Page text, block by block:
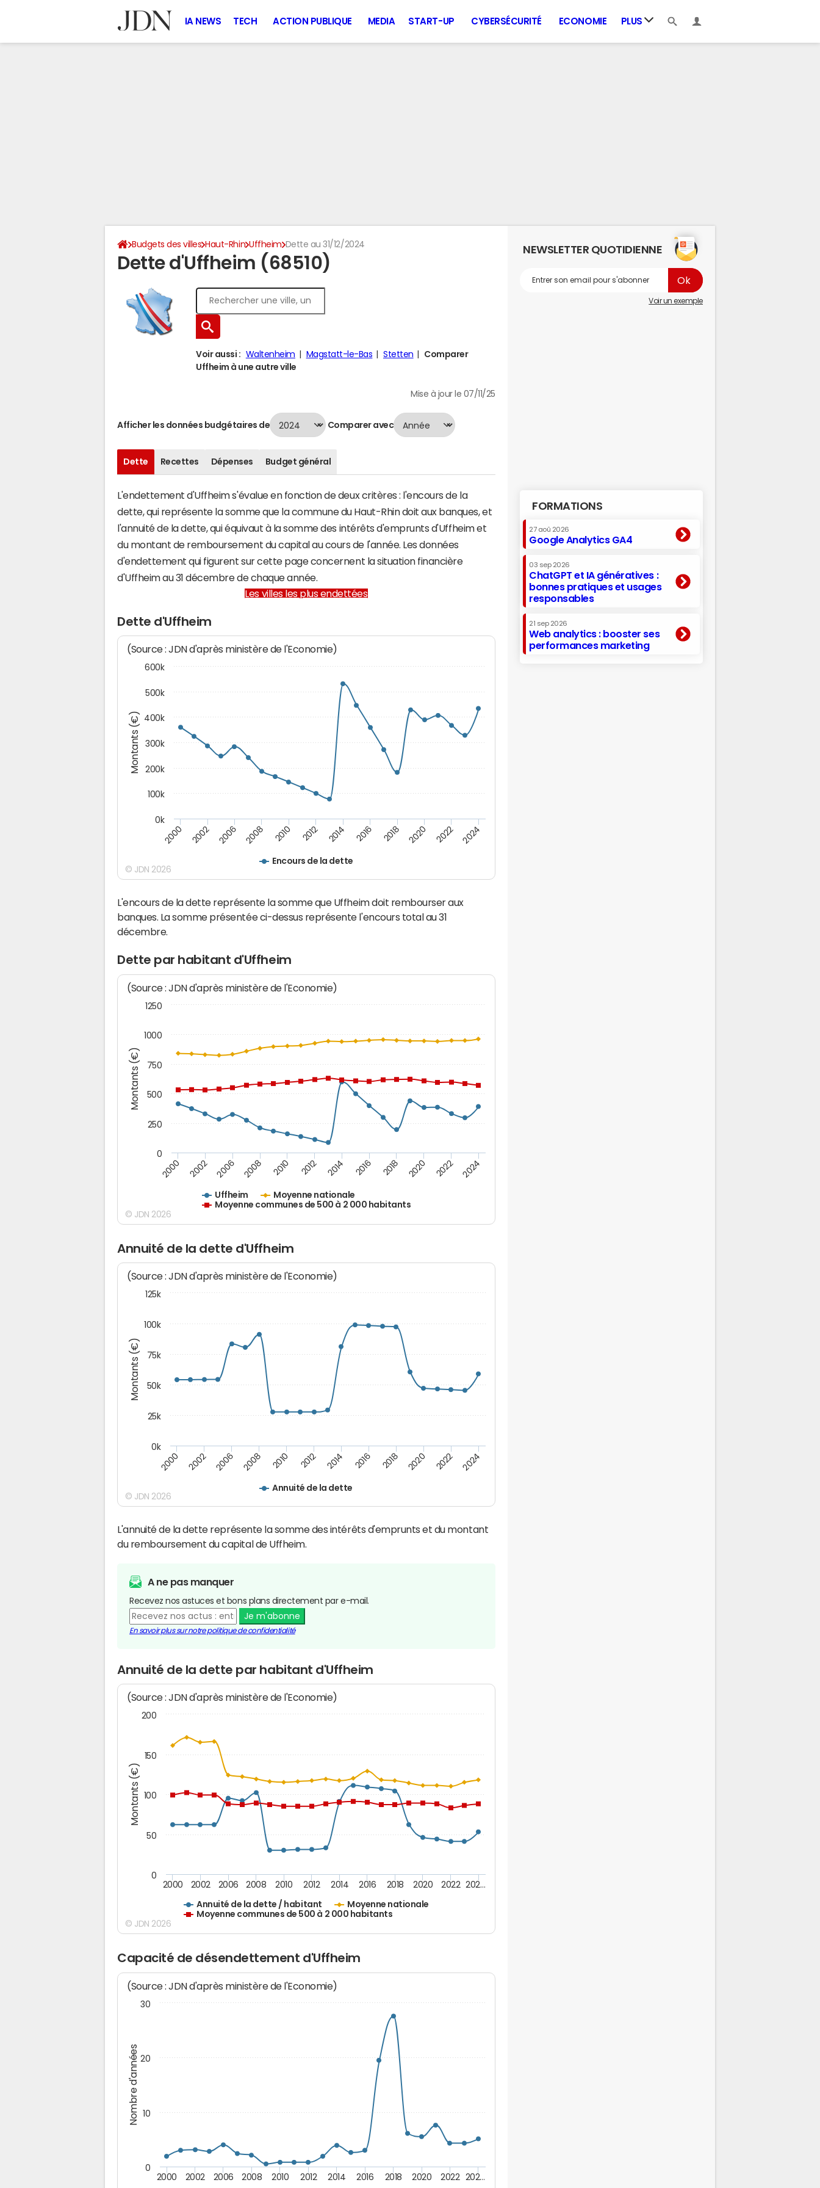
IA NEWS TECH ACTION PUBLIQUE MEDIA START-UP CYBERSÉCURITÉ ECONOMIE PLUS
Budgets des villes Haut-Rhin Uffheim Dette au 31/12/2024
Dette d'Uffheim (68510)
Voir aussi : Waltenheim Magstatt-le-Bas Stetten
Comparer
Uffheim à une autre ville
Mise à jour le 07/11/25
Afficher les données budgétaires de Comparer avec
Dette Recettes Dépenses Budget général
L'endettement d'Uffheim s'évalue en fonction de deux critères : l'encours de la
dette, qui représente la somme que la commune du Haut-Rhin doit aux banques, et
l'annuité de la dette, qui équivaut à la somme des intérêts d'emprunts d'Uffheim et
du montant de remboursement du capital au cours de l'année. Les données
d'endettement qui figurent sur cette page concernent la situation financière
d'Uffheim au 31 décembre de chaque année.
Les villes les plus endettées
Dette d'Uffheim
Montants (€)
(Source : JDN d'après ministère de l'Economie)
Encours de la dette
2000 2002 2006 2008 2010 2012 2014 2016 2018 2020 2022 2024
0k
100k
200k
300k
400k
500k
600k
© JDN 2026
L'encours de la dette représente la somme que Uffheim doit rembourser aux
banques. La somme présentée ci-dessus représente l'encours total au 31
décembre.
Dette par habitant d'Uffheim
Montants (€)
(Source : JDN d'après ministère de l'Economie)
Uffheim
Moyenne nationale
Moyenne communes de 500 à 2 000 habitants
2000 2002 2006 2008 2010 2012 2014 2016 2018 2020 2022 2024
0
250
500
750
1000
1250
© JDN 2026
Annuité de la dette d'Uffheim
Montants (€)
(Source : JDN d'après ministère de l'Economie)
Annuité de la dette
2000 2002 2006 2008 2010 2012 2014 2016 2018 2020 2022 2024
100k
0k
25k
50k
75k
125k
© JDN 2026
L'annuité de la dette représente la somme des intérêts d'emprunts et du montant
du remboursement du capital de Uffheim.
A ne pas manquer
Recevez nos astuces et bons plans directement par e-mail.
Je m'abonne
En savoir plus sur notre politique de confidentialité
Annuité de la dette par habitant d'Uffheim
Montants (€)
(Source : JDN d'après ministère de l'Economie)
Annuité de la dette / habitant
Moyenne nationale
Moyenne communes de 500 à 2 000 habitants
2000 2002 2006 2008 2010 2012 2014 2016 2018 2020 2022 202…
0
50
100
150
200
© JDN 2026
Capacité de désendettement d'Uffheim
Nombre d'années
(Source : JDN d'après ministère de l'Economie)
2000 2002 2006 2008 2010 2012 2014 2016 2018 2020 2022 202…
0
10
20
30
NEWSLETTER QUOTIDIENNE
Voir un exemple
FORMATIONS
27 aoû 2026
Google Analytics GA4
03 sep 2026
ChatGPT et IA génératives :
bonnes pratiques et usages
responsables
21 sep 2026
Web analytics : booster ses
performances marketing